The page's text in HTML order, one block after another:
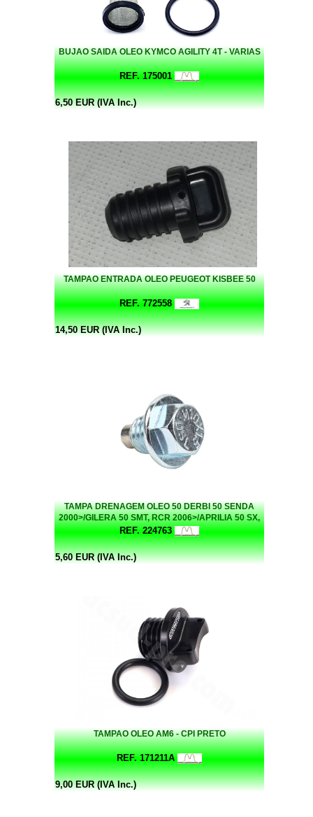
BUJAO SAIDA OLEO KYMCO AGILITY 4T - VARIAS
REF. 175001
6,50 EUR (IVA Inc.)
TAMPAO ENTRADA OLEO PEUGEOT KISBEE 50
REF. 772558
14,50 EUR (IVA Inc.)
TAMPA DRENAGEM OLEO 50 DERBI 50 SENDA
2000>/GILERA 50 SMT, RCR 2006>/APRILIA 50 SX,
RX, RS 2006>, RS4 2011> MAGNETICA
REF. 224763
5,60 EUR (IVA Inc.)
TAMPAO OLEO AM6 - CPI PRETO
REF. 171211A
9,00 EUR (IVA Inc.)